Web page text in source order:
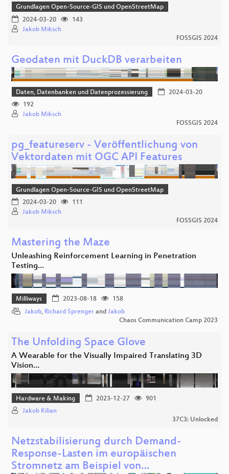
Grundlagen Open-Source-GIS und OpenStreetMap
2024-03-20
143
Jakob Miksch
FOSSGIS 2024
Geodaten mit DuckDB verarbeiten
Daten, Datenbanken und Datenprozessierung
2024-03-20
192
Jakob Miksch
FOSSGIS 2024
pg_featureserv - Veröffentlichung von
Vektordaten mit OGC API Features
Grundlagen Open-Source-GIS und OpenStreetMap
2024-03-20
111
Jakob Miksch
FOSSGIS 2024
Mastering the Maze
Unleashing Reinforcement Learning in Penetration
Testing…
Milliways 2023-08-18
158
Jakob, Richard Sprenger and Jakob
Chaos Communication Camp 2023
The Unfolding Space Glove
A Wearable for the Visually Impaired Translating 3D
Vision…
Hardware & Making 2023-12-27
901
Jakob Kilian
37C3: Unlocked
Netzstabilisierung durch Demand-
Response-Lasten im europäischen
Stromnetz am Beispiel von…